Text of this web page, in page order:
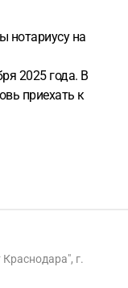
нотариусу на
2025 года. В
приехать к
г.